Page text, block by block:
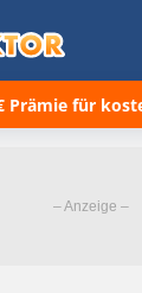
Prämie für